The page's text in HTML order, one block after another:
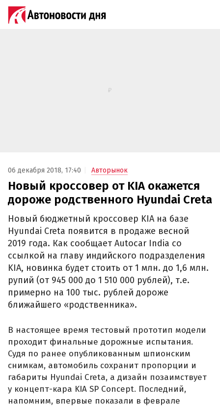
06 декабря 2018, 17:40 Авторынок
Новый кроссовер от KIA окажется
дороже родственного Hyundai Creta
Новый бюджетный кроссовер KIA на базе
Hyundai Creta появится в продаже весной
2019 года. Как сообщает Autocar India со
ссылкой на главу индийского подразделения
KIA, новинка будет стоить от 1 млн. до 1,6 млн.
рупий (от 945 000 до 1 510 000 рублей), т.е.
примерно на 100 тыс. рублей дороже
ближайшего «родственника».
В настоящее время тестовый прототип модели
проходит финальные дорожные испытания.
Судя по ранее опубликованным шпионским
снимкам, автомобиль сохранит пропорции и
габариты Hyundai Creta, а дизайн позаимствует
у концепт-кара KIA SP Concept. Последний,
напомним, впервые показали в феврале